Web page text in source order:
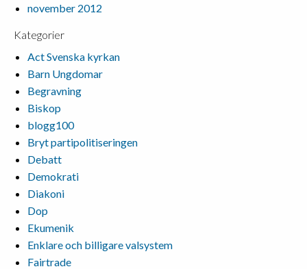
november 2012
Kategorier
Act Svenska kyrkan
Barn Ungdomar
Begravning
Biskop
blogg100
Bryt partipolitiseringen
Debatt
Demokrati
Diakoni
Dop
Ekumenik
Enklare och billigare valsystem
Fairtrade